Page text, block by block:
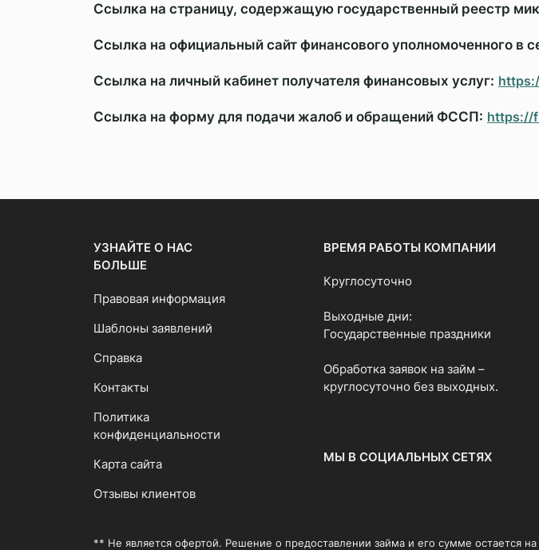
Ссылка на страницу, содержащую государственный реестр
Ссылка на официальный сайт финансового уполномоченного в
Ссылка на личный кабинет получателя финансовых услуг:
Ссылка на форму для подачи жалоб и обращений ФССП: https://
УЗНАЙТЕ О НАС
БОЛЬШЕ
Правовая информация
Шаблоны заявлений
Справка
Контакты
Политика
конфиденциальности
Карта сайта
Отзывы клиентов
ВРЕМЯ РАБОТЫ КОМПАНИИ
Круглосуточно
Выходные дни:
Государственные праздники
Обработка заявок на займ –
круглосуточно без выходных.
МЫ В СОЦИАЛЬНЫХ СЕТЯХ
** Не является офертой. Решение о предоставлении займа и его сумме остается
Кредитные каникулы